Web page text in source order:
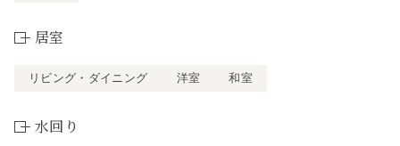
居室
リビング・ダイニング 洋室 和室
水回り